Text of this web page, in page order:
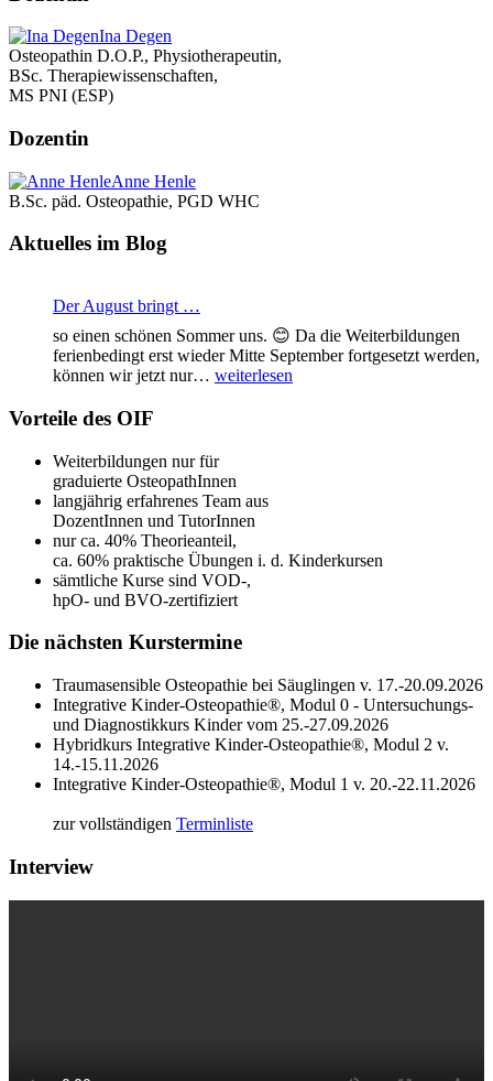
Ina Degen
Osteopathin D.O.P., Physiotherapeutin,
BSc. Therapiewissenschaften,
MS PNI (ESP)
Dozentin
Anne Henle
B.Sc. päd. Osteopathie, PGD WHC
Aktuelles im Blog
Der August bringt …
so einen schönen Sommer uns. 😊 Da die Weiterbildungen
ferienbedingt erst wieder Mitte September fortgesetzt werden,
können wir jetzt nur… Der
weiterlesen
Vorteile des OIF
Weiterbildungen nur für
graduierte OsteopathInnen
langjährig erfahrenes Team aus
DozentInnen und TutorInnen
nur ca. 40% Theorieanteil,
ca. 60% praktische Übungen i. d. Kinderkursen
sämtliche Kurse sind VOD-,
hpO- und BVO-zertifiziert
Die nächsten Kurstermine
Traumasensible Osteopathie bei Säuglingen v. 17.-20.09.2026
Integrative Kinder-Osteopathie®, Modul 0 - Untersuchungs-
und Diagnostikkurs Kinder vom 25.-27.09.2026
Hybridkurs Integrative Kinder-Osteopathie®, Modul 2 v.
14.-15.11.2026
Integrative Kinder-Osteopathie®, Modul 1 v. 20.-22.11.2026
zur vollständigen Terminliste
Interview